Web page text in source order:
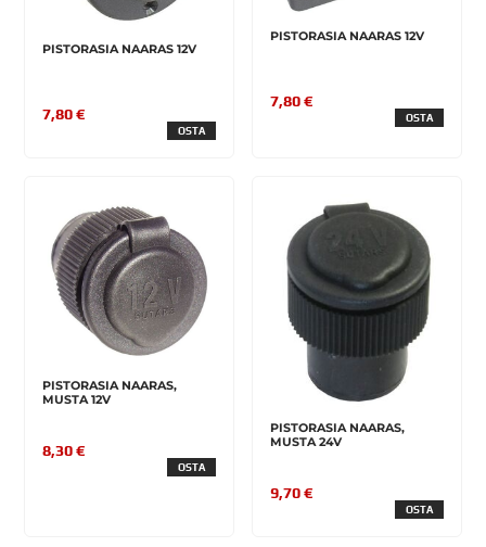
PISTORASIA NAARAS 12V
7,80 €
OSTA
PISTORASIA NAARAS 12V
7,80 €
OSTA
PISTORASIA NAARAS,
MUSTA 12V
8,30 €
OSTA
PISTORASIA NAARAS,
MUSTA 24V
9,70 €
OSTA